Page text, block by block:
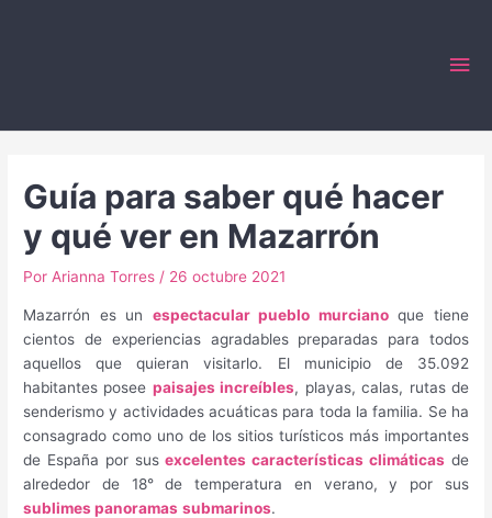
Guía para saber qué hacer
y qué ver en Mazarrón
Por Arianna Torres / 26 octubre 2021
Mazarrón es un espectacular pueblo murcianoque tiene
cientos de experiencias agradables preparadas para todos
aquellos que quieran visitarlo. El municipio de 35.092
habitantes posee paisajes increíbles, playas, calas, rutas de
senderismo y actividades acuáticas para toda la familia. Se ha
consagrado como uno de los sitios turísticos más importantes
de España por susexcelentes características climáticas de
alrededor de 18° de temperatura en verano, y por sus
sublimes panoramas submarinos.